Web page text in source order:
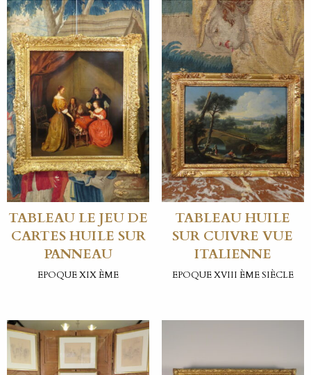
TABLEAU LE JEU DE
CARTES HUILE SUR
PANNEAU
EPOQUE XIX ÈME
TABLEAU HUILE
SUR CUIVRE VUE
ITALIENNE
EPOQUE XVIII ÈME SIÈCLE